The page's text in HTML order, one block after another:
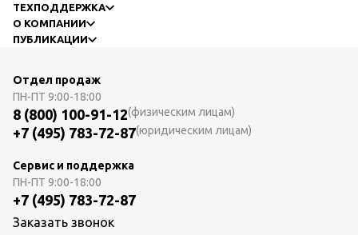
ТЕХПОДДЕРЖКА
О КОМПАНИИ
ПУБЛИКАЦИИ
Отдел продаж
ПН-ПТ 9:00-18:00
8 (800) 100-91-12(физическим лицам)
+7 (495) 783-72-87(юридическим лицам)
Сервис и поддержка
ПН-ПТ 9:00-18:00
+7 (495) 783-72-87
Заказать звонок